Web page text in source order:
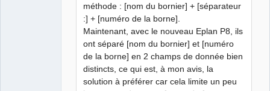
méthode : [nom du bornier] + [séparateur
:] + [numéro de la borne].
Maintenant, avec le nouveau Eplan P8, ils
ont séparé [nom du bornier] et [numéro
de la borne] en 2 champs de donnée bien
distincts, ce qui est, à mon avis, la
solution à préférer car cela limite un peu